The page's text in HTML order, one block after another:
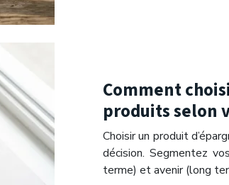
Comment
produits selon
Choisir un produit
décision. Segmentez
terme) et avenir (long